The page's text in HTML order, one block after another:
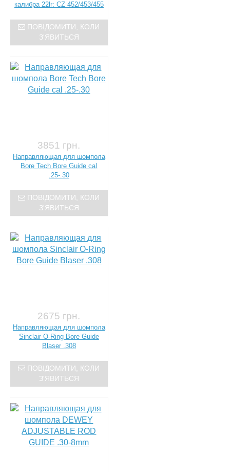
калибра 22lr: CZ 452/453/455
ПОВІДОМИТИ, КОЛИ
З'ЯВИТЬСЯ
3851 грн.
Направляющая для шомпола
Bore Tech Bore Guide cal
.25-.30
ПОВІДОМИТИ, КОЛИ
З'ЯВИТЬСЯ
2675 грн.
Направляющая для шомпола
Sinclair O-Ring Bore Guide
Blaser .308
ПОВІДОМИТИ, КОЛИ
З'ЯВИТЬСЯ